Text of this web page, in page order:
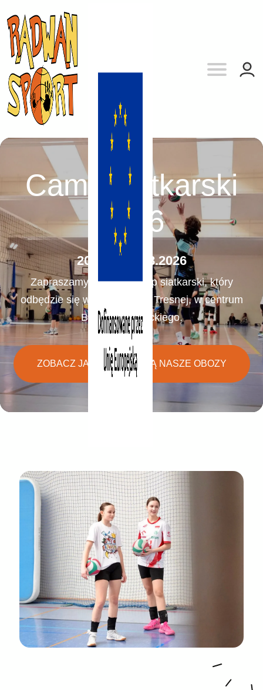
Camp siatkarski
2026
20.08. - 28.08.2026
Zapraszamy na nasz camp siatkarski, który
odbędzie się w malowniczej Tresnej, w centrum
Beskidu Żywieckiego.
ZOBACZ JAK WYGLĄDAJĄ NASZE OBOZY